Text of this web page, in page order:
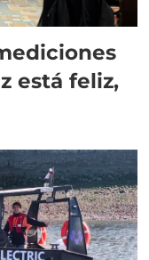
está feliz,